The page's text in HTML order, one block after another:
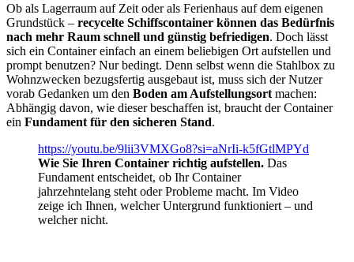
Ob als Lagerraum auf Zeit oder als Ferienhaus auf dem eigenen
Grundstück – recycelte Schiffscontainer können das Bedürfnis
nach mehr Raum schnell und günstig befriedigen. Doch lässt
sich ein Container einfach an einem beliebigen Ort aufstellen und
prompt benutzen? Nur bedingt. Denn selbst wenn die Stahlbox zu
Wohnzwecken bezugsfertig ausgebaut ist, muss sich der Nutzer
vorab Gedanken um den Boden am Aufstellungsort machen:
Abhängig davon, wie dieser beschaffen ist, braucht der Container
ein Fundament für den sicheren Stand.
https://youtu.be/9lii3VMXGo8?si=aNrIi-k5fGtlMPYd
Wie Sie Ihren Container richtig aufstellen. Das
Fundament entscheidet, ob Ihr Container
jahrzehntelang steht oder Probleme macht. Im Video
zeige ich Ihnen, welcher Untergrund funktioniert – und
welcher nicht.